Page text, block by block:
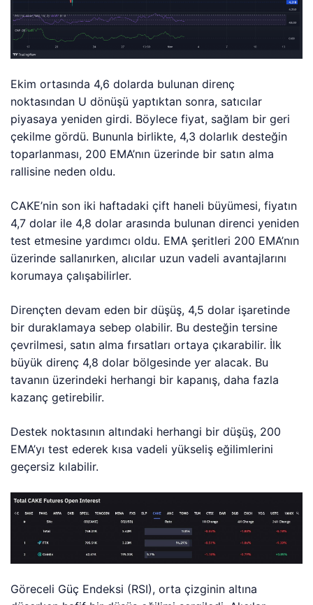
Ekim ortasında 4,6 dolarda bulunan direnç
noktasından U dönüşü yaptıktan sonra, satıcılar
piyasaya yeniden girdi. Böylece fiyat, sağlam bir geri
çekilme gördü. Bununla birlikte, 4,3 dolarlık desteğin
toparlanması, 200 EMA’nın üzerinde bir satın alma
rallisine neden oldu.
CAKE’nin son iki haftadaki çift haneli büyümesi, fiyatın
4,7 dolar ile 4,8 dolar arasında bulunan direnci yeniden
test etmesine yardımcı oldu. EMA şeritleri 200 EMA’nın
üzerinde sallanırken, alıcılar uzun vadeli avantajlarını
korumaya çalışabilirler.
Dirençten devam eden bir düşüş, 4,5 dolar işaretinde
bir duraklamaya sebep olabilir. Bu desteğin tersine
çevrilmesi, satın alma fırsatları ortaya çıkarabilir. İlk
büyük direnç 4,8 dolar bölgesinde yer alacak. Bu
tavanın üzerindeki herhangi bir kapanış, daha fazla
kazanç getirebilir.
Destek noktasının altındaki herhangi bir düşüş, 200
EMA’yı test ederek kısa vadeli yükseliş eğilimlerini
geçersiz kılabilir.
Göreceli Güç Endeksi (RSI), orta çizginin altına